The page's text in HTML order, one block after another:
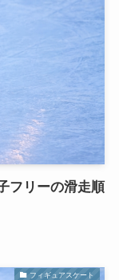
フリーの滑走順
フィギュアスケート